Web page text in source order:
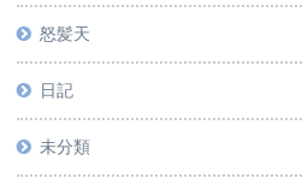
怒髪天
日記
未分類